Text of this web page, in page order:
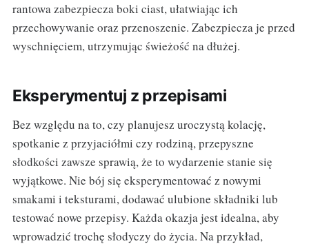
rantowa zabezpiecza boki ciast, ułatwiając ich
przechowywanie oraz przenoszenie. Zabezpiecza je przed
wyschnięciem, utrzymując świeżość na dłużej.
Eksperymentuj z przepisami
Bez względu na to, czy planujesz uroczystą kolację,
spotkanie z przyjaciółmi czy rodziną, przepyszne
słodkości zawsze sprawią, że to wydarzenie stanie się
wyjątkowe. Nie bój się eksperymentować z nowymi
smakami i teksturami, dodawać ulubione składniki lub
testować nowe przepisy. Każda okazja jest idealna, aby
wprowadzić trochę słodyczy do życia. Na przykład,